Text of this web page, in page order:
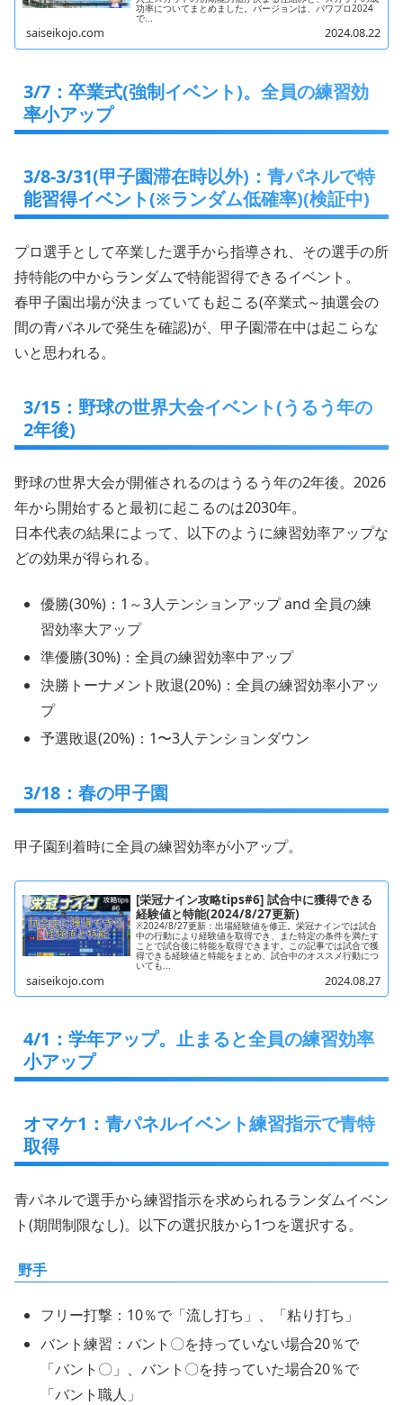
功率についてまとめました。バージョンは、パワプロ2024
で...
saiseikojo.com 2024.08.22
3/7：卒業式(強制イベント)。全員の練習効
率小アップ
3/8-3/31(甲子園滞在時以外)：青パネルで特
能習得イベント(※ランダム低確率)(検証中)
プロ選手として卒業した選手から指導され、その選手の所
持特能の中からランダムで特能習得できるイベント。
春甲子園出場が決まっていても起こる(卒業式～抽選会の
間の青パネルで発生を確認)が、甲子園滞在中は起こらな
いと思われる。
3/15：野球の世界大会イベント(うるう年の
2年後)
野球の世界大会が開催されるのはうるう年の2年後。2026
年から開始すると最初に起こるのは2030年。
日本代表の結果によって、以下のように練習効率アップな
どの効果が得られる。
優勝(30%)：1～3人テンションアップ and 全員の練
習効率大アップ
準優勝(30%)：全員の練習効率中アップ
決勝トーナメント敗退(20%)：全員の練習効率小アッ
プ
予選敗退(20%)：1〜3人テンションダウン
3/18：春の甲子園
甲子園到着時に全員の練習効率が小アップ。
[栄冠ナイン攻略tips#6] 試合中に獲得できる
経験値と特能(2024/8/27更新)
※2024/8/27更新：出場経験値を修正。栄冠ナインでは試合
中の行動により経験値を取得でき、また特定の条件を満たす
ことで試合後に特能を取得できます。この記事では試合で獲
得できる経験値と特能をまとめ、試合中のオススメ行動につ
いても...
saiseikojo.com 2024.08.27
4/1：学年アップ。止まると全員の練習効率
小アップ
オマケ1：青パネルイベント練習指示で青特
取得
青パネルで選手から練習指示を求められるランダムイベン
ト(期間制限なし)。以下の選択肢から1つを選択する。
野手
フリー打撃：10％で「流し打ち」、「粘り打ち」
バント練習：バント〇を持っていない場合20％で
「バント〇」、バント〇を持っていた場合20％で
「バント職人」